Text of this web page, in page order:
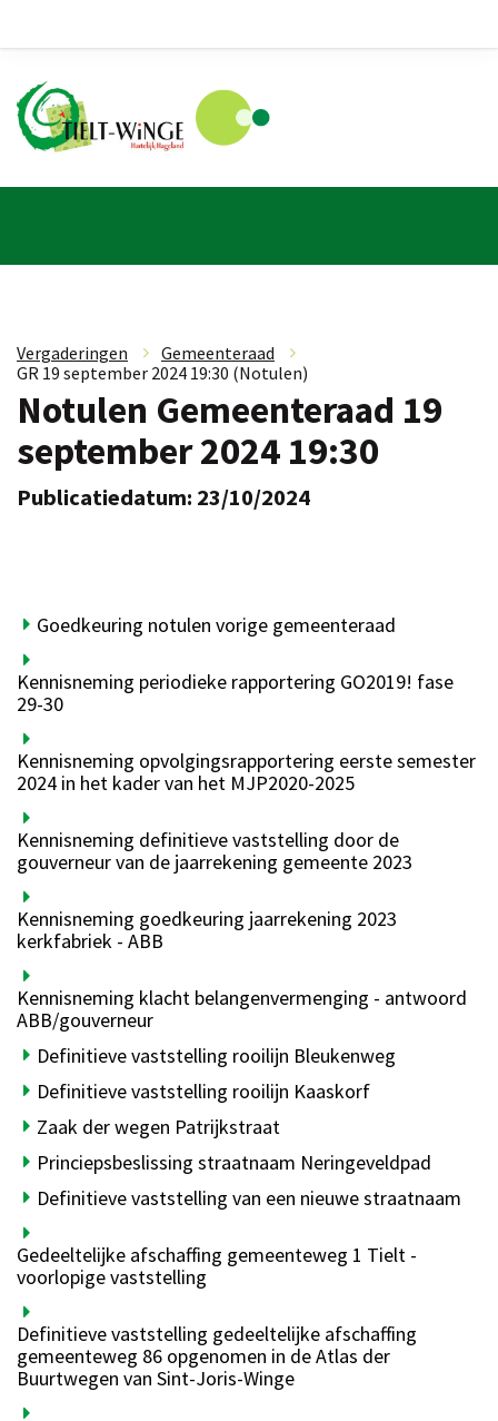
Vergaderingen » Gemeenteraad
»
GR 19 september 2024 19:30 (Notulen)
Notulen Gemeenteraad 19
september 2024 19:30
Publicatiedatum: 23/10/2024
Goedkeuring notulen vorige gemeenteraad
Kennisneming periodieke rapportering GO2019! fase
29-30
Kennisneming opvolgingsrapportering eerste semester
2024 in het kader van het MJP2020-2025
Kennisneming definitieve vaststelling door de
gouverneur van de jaarrekening gemeente 2023
Kennisneming goedkeuring jaarrekening 2023
kerkfabriek - ABB
Kennisneming klacht belangenvermenging - antwoord
ABB/gouverneur
Definitieve vaststelling rooilijn Bleukenweg
Definitieve vaststelling rooilijn Kaaskorf
Zaak der wegen Patrijkstraat
Princiepsbeslissing straatnaam Neringeveldpad
Definitieve vaststelling van een nieuwe straatnaam
Gedeeltelijke afschaffing gemeenteweg 1 Tielt -
voorlopige vaststelling
Definitieve vaststelling gedeeltelijke afschaffing
gemeenteweg 86 opgenomen in de Atlas der
Buurtwegen van Sint-Joris-Winge